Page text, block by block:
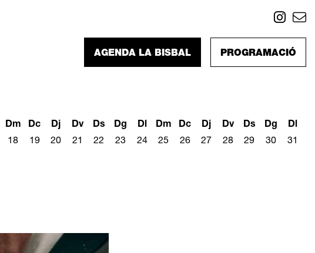
Link
PROGRAMACIÓ
AGENDA LA BISBAL
Dm
18
Dc
19
Dj
20
Dv
21
Ds
22
Dg
23
Dl
24
Dm
25
Dc
26
Dj
27
Dv
28
Ds
29
Dg
30
Dl
31